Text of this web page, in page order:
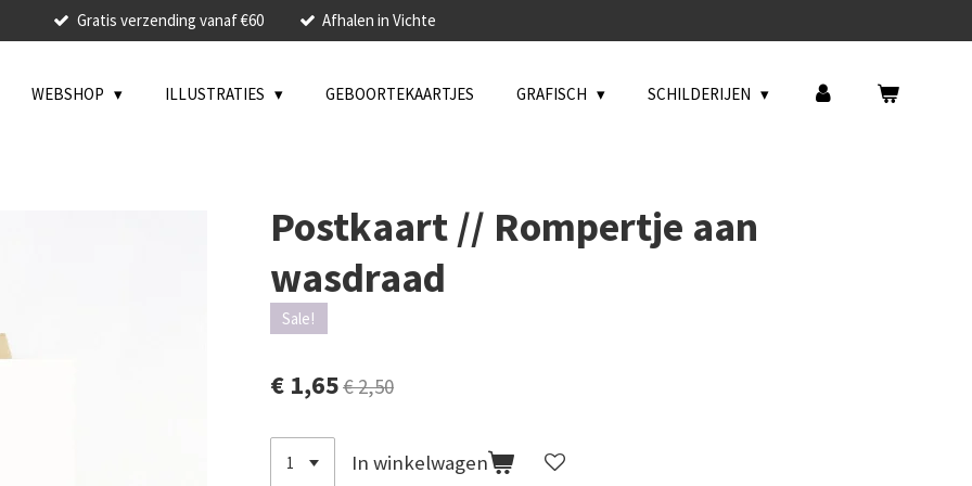
Gratis verzending vanaf €60 Afhalen in Vichte
WEBSHOP ILLUSTRATIES GEBOORTEKAARTJES GRAFISCH SCHILDERIJEN
Postkaart // Rompertje aan
wasdraad
Sale!
€ 1,65€ 2,50
In winkelwagen